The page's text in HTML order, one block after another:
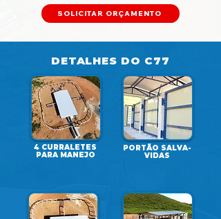
SOLICITAR ORÇAMENTO
DETALHES DO C77
4 CURRALETES
PARA MANEJO
PORTÃO SALVA-
VIDAS